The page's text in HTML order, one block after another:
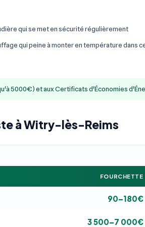
qui se met en sécurité régulièrement
qui peine à monter en température dans
5000€) et aux Certificats d'Économies
à Witry-lès-Reims
FOURCHETTE
90–180€
3 500–7 000€